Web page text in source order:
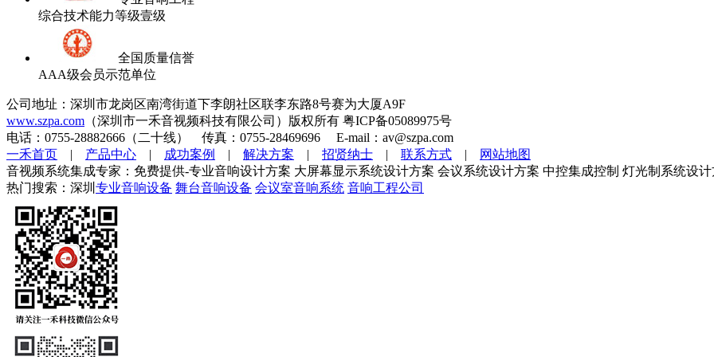
综合技术能力等级壹级
全国质量信誉
AAA级会员示范单位
公司地址：深圳市龙岗区南湾街道下李朗社区联李东路8号赛为大厦A9F
www.szpa.com （深圳市一禾音视频科技有限公司）版权所有 粤ICP备05089975号
电话：0755-28882666（二十线） 传真：0755-28469696 E-mail：av@szpa.com
一禾首页 | 产品中心 | 成功案例 | 解决方案 | 招贤纳士 | 联系方式 |
网站地图
音视频系统集成专家：免费提供-专业音响设计方案 大屏幕显示系统设计方案 会议系统设计方案 中控集成控制 灯光制系统设
热门搜索：深圳 专业音响设备 舞台音响设备 会议室音响系统 音响工程公司